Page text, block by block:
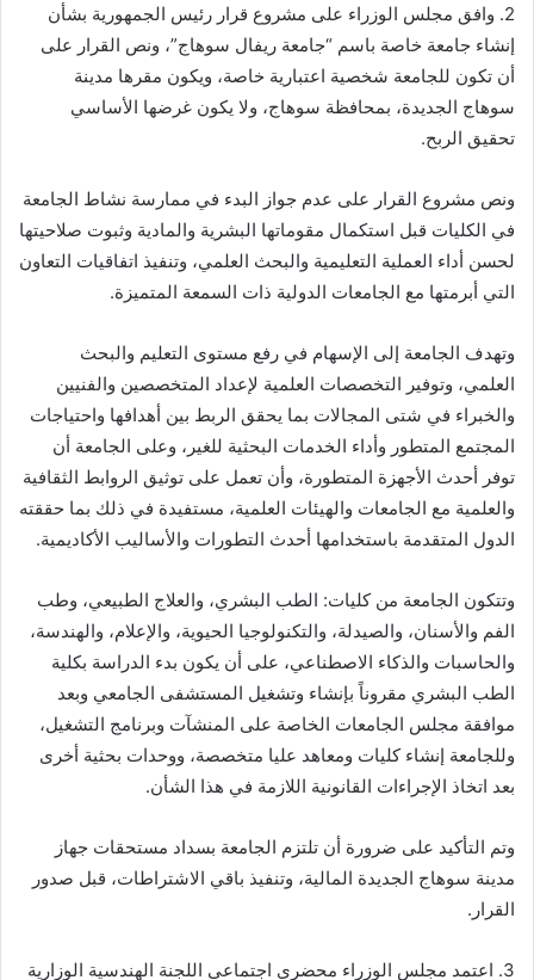
2. وافق مجلس الوزراء على مشروع قرار رئيس الجمهورية بشأن
إنشاء جامعة خاصة باسم “جامعة ريفال سوهاج”، ونص القرار على
أن تكون للجامعة شخصية اعتبارية خاصة، ويكون مقرها مدينة
سوهاج الجديدة، بمحافظة سوهاج، ولا يكون غرضها الأساسي
تحقيق الربح.
ونص مشروع القرار على عدم جواز البدء في ممارسة نشاط الجامعة
في الكليات قبل استكمال مقوماتها البشرية والمادية وثبوت صلاحيتها
لحسن أداء العملية التعليمية والبحث العلمي، وتنفيذ اتفاقيات التعاون
التي أبرمتها مع الجامعات الدولية ذات السمعة المتميزة.
وتهدف الجامعة إلى الإسهام في رفع مستوى التعليم والبحث
العلمي، وتوفير التخصصات العلمية لإعداد المتخصصين والفنيين
والخبراء في شتى المجالات بما يحقق الربط بين أهدافها واحتياجات
المجتمع المتطور وأداء الخدمات البحثية للغير، وعلى الجامعة أن
توفر أحدث الأجهزة المتطورة، وأن تعمل على توثيق الروابط الثقافية
والعلمية مع الجامعات والهيئات العلمية، مستفيدة في ذلك بما حققته
الدول المتقدمة باستخدامها أحدث التطورات والأساليب الأكاديمية.
وتتكون الجامعة من كليات: الطب البشري، والعلاج الطبيعي، وطب
الفم والأسنان، والصيدلة، والتكنولوجيا الحيوية، والإعلام، والهندسة،
والحاسبات والذكاء الاصطناعي، على أن يكون بدء الدراسة بكلية
الطب البشري مقروناً بإنشاء وتشغيل المستشفى الجامعي وبعد
موافقة مجلس الجامعات الخاصة على المنشآت وبرنامج التشغيل،
وللجامعة إنشاء كليات ومعاهد عليا متخصصة، ووحدات بحثية أخرى
بعد اتخاذ الإجراءات القانونية اللازمة في هذا الشأن.
وتم التأكيد على ضرورة أن تلتزم الجامعة بسداد مستحقات جهاز
مدينة سوهاج الجديدة المالية، وتنفيذ باقي الاشتراطات، قبل صدور
القرار.
3. اعتمد مجلس الوزراء محضري اجتماعي اللجنة الهندسية الوزارية